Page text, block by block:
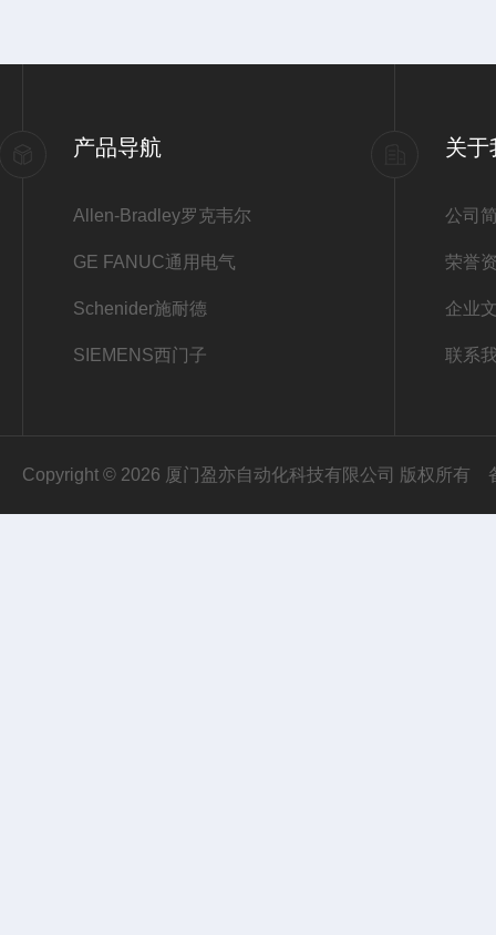
产品导航
Allen-Bradley罗克韦尔
GE FANUC通用电气
Schenider施耐德
SIEMENS西门子
关于
公司
荣誉
企业
联系
Copyright © 2026 厦门盈亦自动化科技有限公司 版权所有